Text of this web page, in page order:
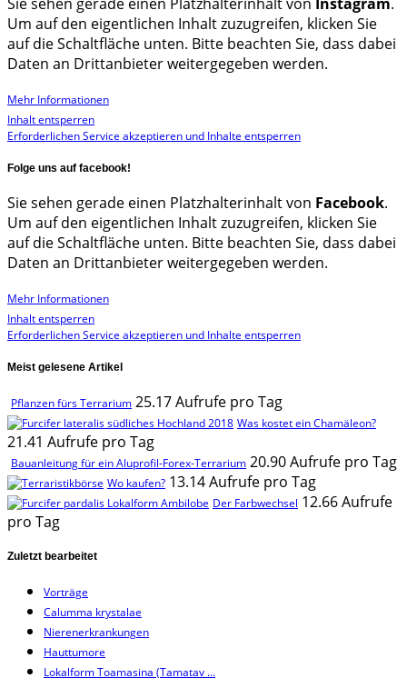
Um auf den eigentlichen Inhalt zuzugreifen, klicken Sie
auf die Schaltfläche unten. Bitte beachten Sie, dass dabei
Daten an Drittanbieter weitergegeben werden.
Mehr Informationen
Inhalt entsperren
Erforderlichen Service akzeptieren und Inhalte entsperren
Folge uns auf facebook!
Sie sehen gerade einen Platzhalterinhalt von Facebook.
Um auf den eigentlichen Inhalt zuzugreifen, klicken Sie
auf die Schaltfläche unten. Bitte beachten Sie, dass dabei
Daten an Drittanbieter weitergegeben werden.
Mehr Informationen
Inhalt entsperren
Erforderlichen Service akzeptieren und Inhalte entsperren
Meist gelesene Artikel
Pflanzen fürs Terrarium 25.17 Aufrufe pro Tag
Was kostet ein Chamäleon?
21.41 Aufrufe pro Tag
Bauanleitung für ein Aluprofil-Forex-Terrarium 20.90 Aufrufe pro Tag
Wo kaufen? 13.14 Aufrufe pro Tag
Der Farbwechsel 12.66 Aufrufe
pro Tag
Zuletzt bearbeitet
Vorträge
Calumma krystalae
Nierenerkrankungen
Hauttumore
Lokalform Toamasina (Tamatav ...